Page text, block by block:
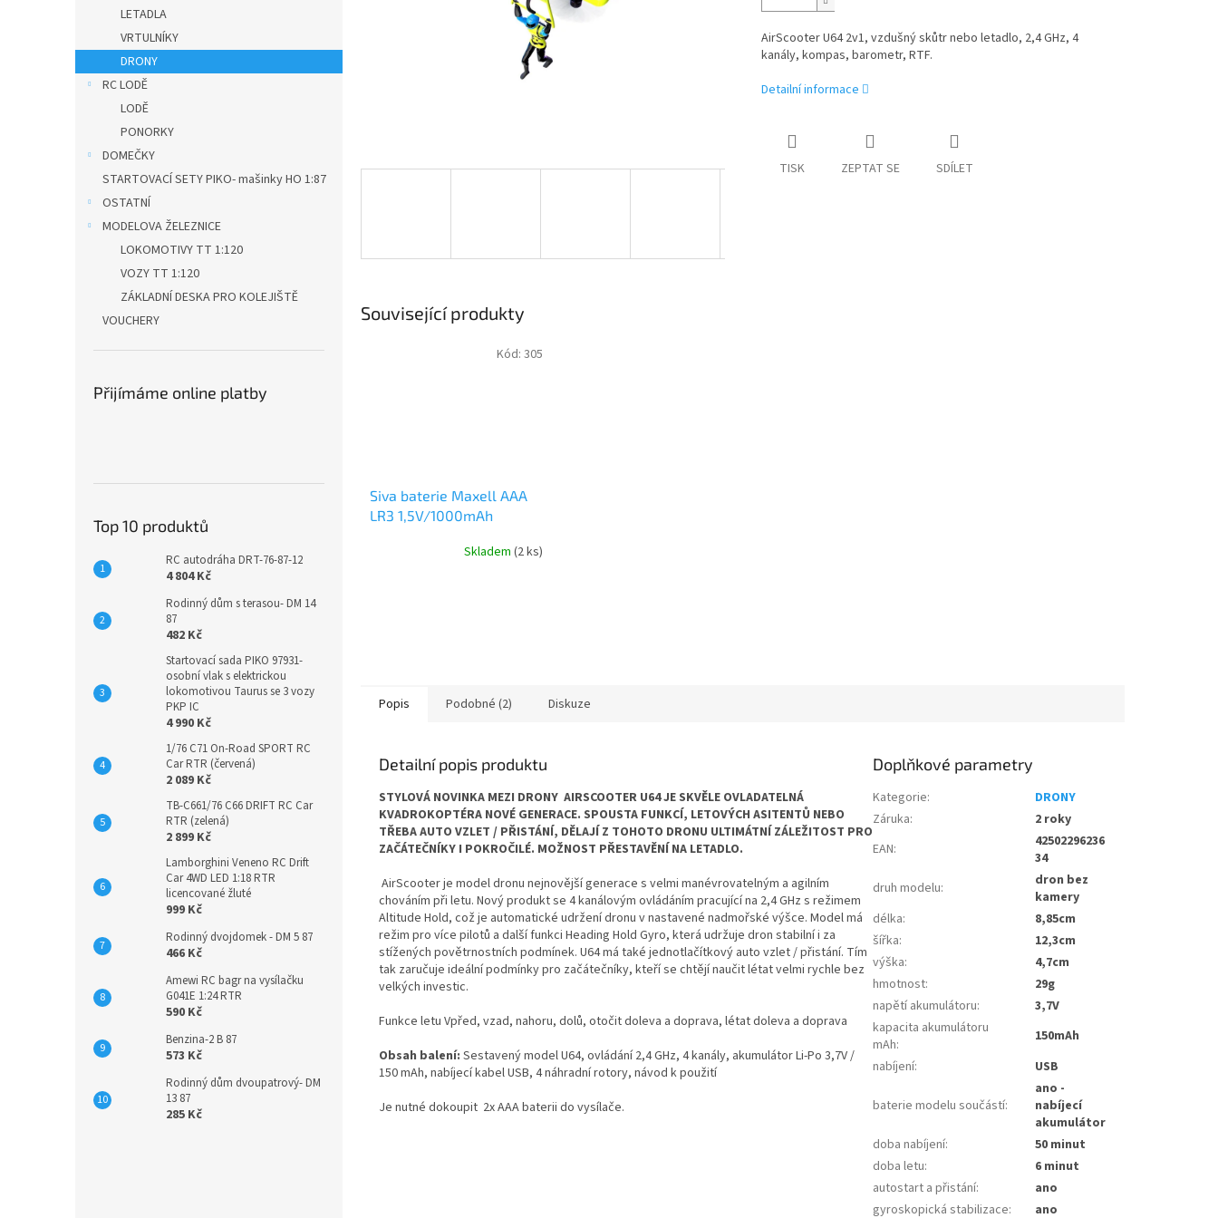
l
LETADLA
VRTULNÍKY
DRONY
RC LODĚ
LODĚ
PONORKY
DOMEČKY
STARTOVACÍ SETY PIKO- mašinky HO 1:87
OSTATNÍ
MODELOVA ŽELEZNICE
LOKOMOTIVY TT 1:120
VOZY TT 1:120
ZÁKLADNÍ DESKA PRO KOLEJIŠTĚ
VOUCHERY
Přijímáme online platby
Top 10 produktů
RC autodráha DRT-76-87-12
4 804 Kč
Rodinný dům s terasou- DM 14
87
482 Kč
Startovací sada PIKO 97931-
osobní vlak s elektrickou
lokomotivou Taurus se 3 vozy
PKP IC
4 990 Kč
1/76 C71 On-Road SPORT RC
Car RTR (červená)
2 089 Kč
TB-C661/76 C66 DRIFT RC Car
RTR (zelená)
2 899 Kč
Lamborghini Veneno RC Drift
Car 4WD LED 1:18 RTR
licencované žluté
999 Kč
Rodinný dvojdomek - DM 5 87
466 Kč
Amewi RC bagr na vysílačku
G041E 1:24 RTR
590 Kč
Benzina-2 B 87
573 Kč
Rodinný dům dvoupatrový- DM
13 87
285 Kč
AirScooter U64 2v1, vzdušný skůtr nebo letadlo, 2,4 GHz, 4
kanály, kompas, barometr, RTF.
Detailní informace
TISK ZEPTAT SE SDÍLET
Související produkty
Siva baterie Maxell AAA
LR3 1,5V/1000mAh
Skladem (2 ks)
Kód: 305
Popis Podobné (2) Diskuze
Detailní popis produktu
STYLOVÁ NOVINKA MEZI DRONY AIRSCOOTER U64 JE SKVĚLE OVLADATELNÁ
KVADROKOPTÉRA NOVÉ GENERACE. SPOUSTA FUNKCÍ, LETOVÝCH ASITENTŮ NEBO
TŘEBA AUTO VZLET / PŘISTÁNÍ, DĚLAJÍ Z TOHOTO DRONU ULTIMÁTNÍ ZÁLEŽITOST PRO
ZAČÁTEČNÍKY I POKROČILÉ. MOŽNOST PŘESTAVĚNÍ NA LETADLO.
AirScooter je model dronu nejnovější generace s velmi manévrovatelným a agilním
chováním při letu. Nový produkt se 4 kanálovým ovládáním pracující na 2,4 GHz s režimem
Altitude Hold, což je automatické udržení dronu v nastavené nadmořské výšce. Model má
režim pro více pilotů a další funkci Heading Hold Gyro, která udržuje dron stabilní i za
stížených povětrnostních podmínek. U64 má také jednotlačítkový auto vzlet / přistání. Tím
tak zaručuje ideální podmínky pro začátečníky, kteří se chtějí naučit létat velmi rychle bez
velkých investic.
Funkce letu Vpřed, vzad, nahoru, dolů, otočit doleva a doprava, létat doleva a doprava
Obsah balení: Sestavený model U64, ovládání 2,4 GHz, 4 kanály, akumulátor Li-Po 3,7V /
150 mAh, nabíjecí kabel USB, 4 náhradní rotory, návod k použití
Je nutné dokoupit 2x AAA baterii do vysílače.
Doplňkové parametry
Kategorie:
DRONY
Záruka:
2 roky
EAN:
42502296236
34
druh modelu:
dron bez
kamery
délka:
8,85cm
šířka:
12,3cm
výška:
4,7cm
hmotnost:
29g
napětí akumulátoru:
3,7V
kapacita akumulátoru
mAh:
150mAh
nabíjení: USB
baterie modelu součástí:
ano -
nabíjecí
akumulátor
doba nabíjení:
50 minut
doba letu:
6 minut
autostart a přistání:
ano
gyroskopická stabilizace: ano